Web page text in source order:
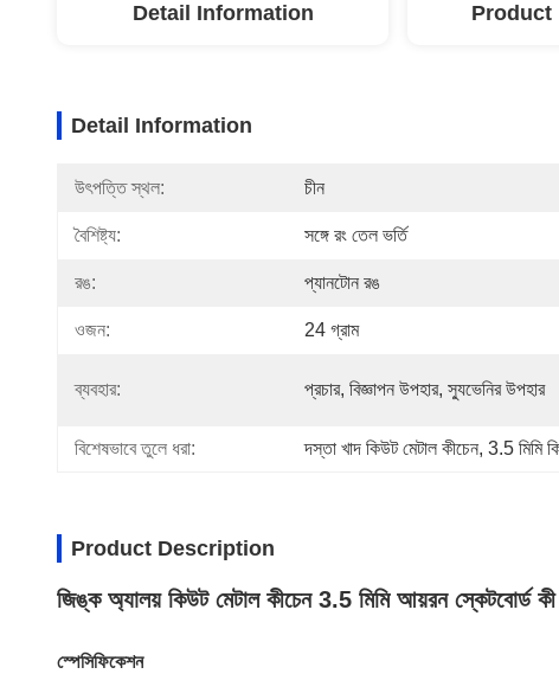
Detail Information Product
Detail Information
উৎপত্তি স্থল: চীন
বৈশিষ্ট্য: সঙ্গে রং তেল ভর্তি
রঙ: প্যানটোন রঙ
ওজন: 24 গ্রাম
ব্যবহার: প্রচার, বিজ্ঞাপন উপহার, স্যুভেনির উপহার
বিশেষভাবে তুলে ধরা: দস্তা খাদ কিউট মেটাল কীচেন, 3.5 মিমি
Product Description
জিঙ্ক অ্যালয় কিউট মেটাল কীচেন 3.5 মিমি আয়রন স্কেটবোর্ড
স্পেসিফিকেশন